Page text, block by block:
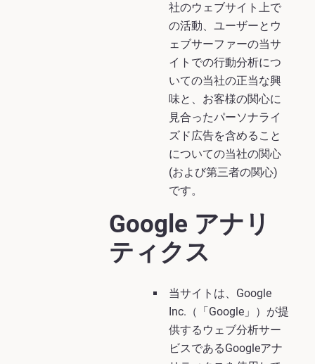
社のウェブサイト上で
の活動、ユーザーとウ
ェブサーファーの当サ
イトでの行動分析につ
いての当社の正当な興
味と、お客様の関心に
見合ったパーソナライ
ズド広告を含めること
についての当社の関心
(および第三者の関心)
です。
Google アナリ
ティクス
当サイトは、Google
Inc.（「Google」）が提
供するウェブ分析サー
ビスであるGoogleアナ